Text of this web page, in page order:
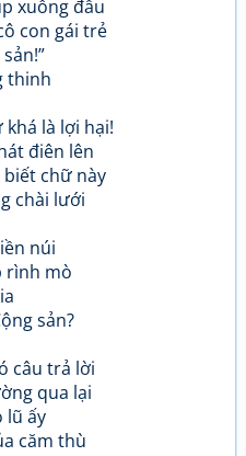
xuống đầu
con gái trẻ
thinh
khá là lợi hại!
điên lên
biết chữ này
chài lưới
núi
rình mò
sản?
câu trả lời
qua lại
lũ ấy
căm thù